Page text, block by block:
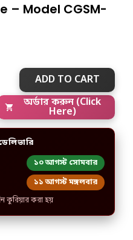
– Model CGSM-
ADD TO CART
অর্ডার করুন (Click
Here)
১০ আগস্ট সোমবার
১১ আগস্ট মঙ্গলবার
কুরিয়ার করা হয়